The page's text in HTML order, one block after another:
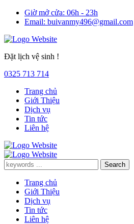
Giờ mở cửa: 06h - 23h
Email: buivanmy496@gmail.com
Đặt lịch vệ sinh !
0325 713 714
Trang chủ
Giới Thiệu
Dịch vụ
Tin tức
Liên hệ
Trang chủ
Giới Thiệu
Dịch vụ
Tin tức
Liên hệ